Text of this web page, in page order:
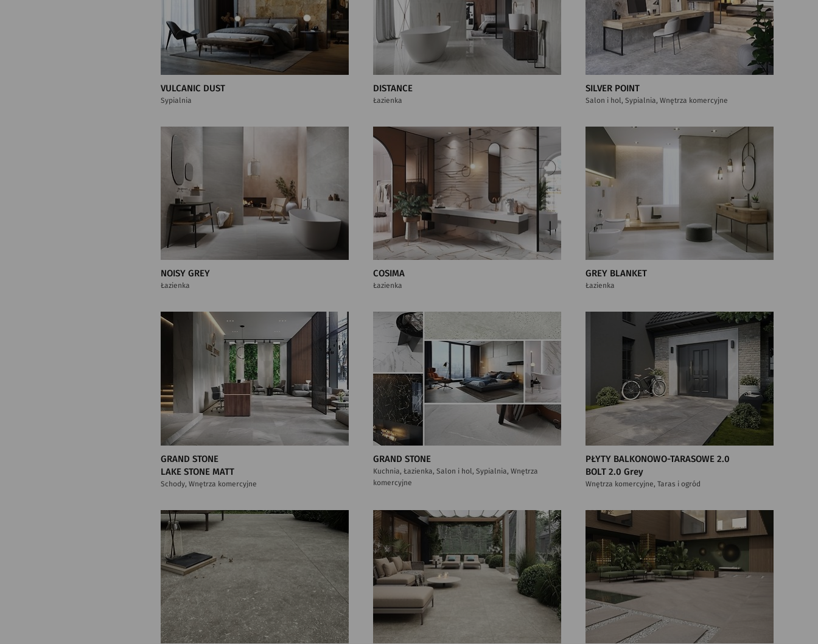
VULCANIC DUST
Sypialnia
DISTANCE
Łazienka
SILVER POINT
Salon i hol, Sypialnia, Wnętrza komercyjne
NOISY GREY
Łazienka
COSIMA
Łazienka
GREY BLANKET
Łazienka
GRAND STONE
LAKE STONE MATT
Schody, Wnętrza komercyjne
GRAND STONE
Kuchnia, Łazienka, Salon i hol, Sypialnia, Wnętrza
komercyjne
PŁYTY BALKONOWO-TARASOWE 2.0
BOLT 2.0 Grey
Wnętrza komercyjne, Taras i ogród